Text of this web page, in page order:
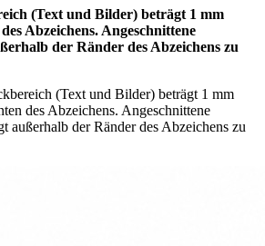
(Text und Bilder) beträgt 1 mm
Abzeichens. Angeschnittene
der Ränder des Abzeichens zu
(Text und Bilder) beträgt 1 mm
des Abzeichens. Angeschnittene
außerhalb der Ränder des Abzeichens zu